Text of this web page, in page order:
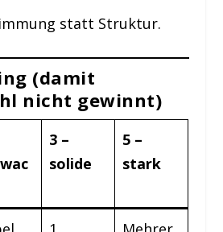
statt Struktur.
(damit
nicht gewinnt)
3 –
solide
5 –
stark